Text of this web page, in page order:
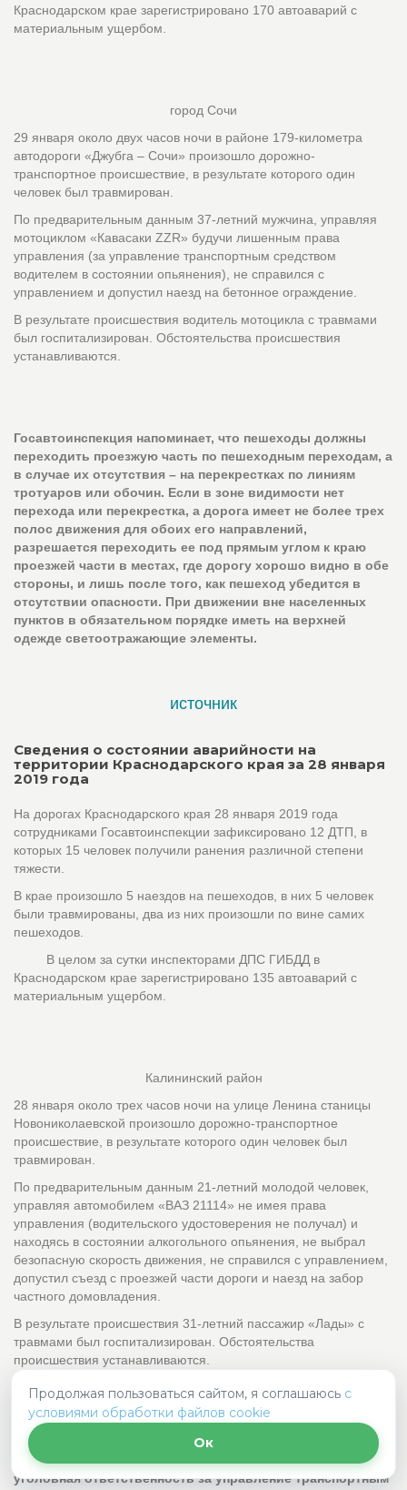
Краснодарском крае зарегистрировано 170 автоаварий с
материальным ущербом.
город Сочи
29 января около двух часов ночи в районе 179-километра
автодороги «Джубга – Сочи» произошло дорожно-
транспортное происшествие, в результате которого один
человек был травмирован.
По предварительным данным 37-летний мужчина, управляя
мотоциклом «Кавасаки ZZR» будучи лишенным права
управления (за управление транспортным средством
водителем в состоянии опьянения), не справился с
управлением и допустил наезд на бетонное ограждение.
В результате происшествия водитель мотоцикла с травмами
был госпитализирован. Обстоятельства происшествия
устанавливаются.
Госавтоинспекция напоминает, что пешеходы должны
переходить проезжую часть по пешеходным переходам, а
в случае их отсутствия – на перекрестках по линиям
тротуаров или обочин. Если в зоне видимости нет
перехода или перекрестка, а дорога имеет не более трех
полос движения для обоих его направлений,
разрешается переходить ее под прямым углом к краю
проезжей части в местах, где дорогу хорошо видно в обе
стороны, и лишь после того, как пешеход убедится в
отсутствии опасности. При движении вне населенных
пунктов в обязательном порядке иметь на верхней
одежде светоотражающие элементы.
источник
Сведения о состоянии аварийности на
территории Краснодарского края за 28 января
2019 года
На дорогах Краснодарского края 28 января 2019 года
сотрудниками Госавтоинспекции зафиксировано 12 ДТП, в
которых 15 человек получили ранения различной степени
тяжести.
В крае произошло 5 наездов на пешеходов, в них 5 человек
были травмированы, два из них произошли по вине самих
пешеходов.
В целом за сутки инспекторами ДПС ГИБДД в
Краснодарском крае зарегистрировано 135 автоаварий с
материальным ущербом.
Калининский район
28 января около трех часов ночи на улице Ленина станицы
Новониколаевской произошло дорожно-транспортное
происшествие, в результате которого один человек был
травмирован.
По предварительным данным 21-летний молодой человек,
управляя автомобилем «ВАЗ 21114» не имея права
управления (водительского удостоверения не получал) и
находясь в состоянии алкогольного опьянения, не выбрал
безопасную скорость движения, не справился с управлением,
допустил съезд с проезжей части дороги и наезд на забор
частного домовладения.
В результате происшествия 31-летний пассажир «Лады» с
травмами был госпитализирован. Обстоятельства
происшествия устанавливаются.
Госавтоинспекция напоминает, что кроме
административной ответственности установлена и
уголовная ответственность за управление транспортным
Продолжая пользоваться сайтом, я соглашаюсь с
условиями обработки файлов cookie
Ок